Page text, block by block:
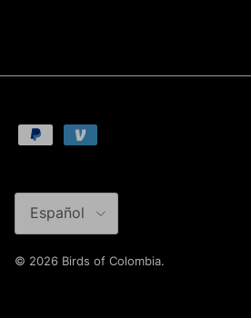
Español
© 2026 Birds of Colombia.